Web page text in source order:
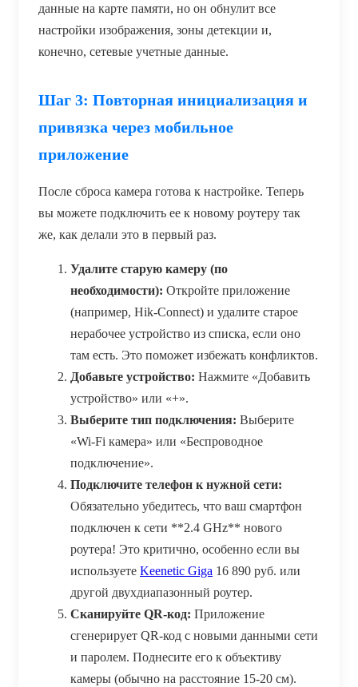
данные на карте памяти, но он обнулит все
настройки изображения, зоны детекции и,
конечно, сетевые учетные данные.
Шаг 3: Повторная инициализация и
привязка через мобильное
приложение
После сброса камера готова к настройке. Теперь
вы можете подключить ее к новому роутеру так
же, как делали это в первый раз.
Удалите старую камеру (по
необходимости): Откройте приложение
(например, Hik-Connect) и удалите старое
нерабочее устройство из списка, если оно
там есть. Это поможет избежать конфликтов.
Добавьте устройство: Нажмите «Добавить
устройство» или «+».
Выберите тип подключения: Выберите
«Wi-Fi камера» или «Беспроводное
подключение».
Подключите телефон к нужной сети:
Обязательно убедитесь, что ваш смартфон
подключен к сети **2.4 GHz** нового
роутера! Это критично, особенно если вы
используете Keenetic Giga 16 890 руб. или
другой двухдиапазонный роутер.
Сканируйте QR-код: Приложение
сгенерирует QR-код с новыми данными сети
и паролем. Поднесите его к объективу
камеры (обычно на расстояние 15-20 см).